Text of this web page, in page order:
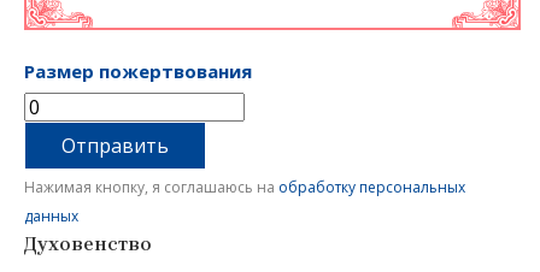
Духовенство
Размер пожертвования
Отправить
Нажимая кнопку, я соглашаюсь на обработку персональных
данных